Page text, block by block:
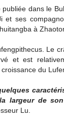
dans le
ses
à
Le
et est
du
largeur de
Lu.